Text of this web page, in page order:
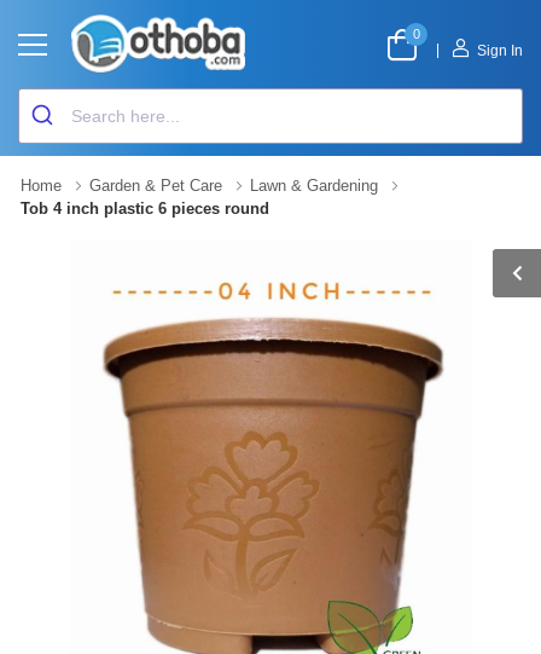
0
Sign In
Home Garden & Pet Care
Lawn & Gardening
Tob 4 inch plastic 6 pieces round